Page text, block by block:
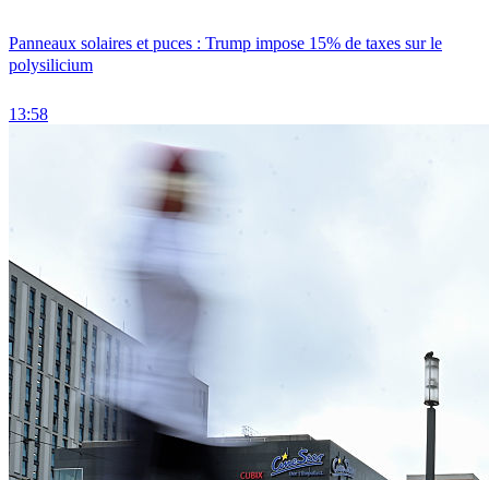
Panneaux solaires et puces : Trump impose 15% de taxes sur le
polysilicium
13:58